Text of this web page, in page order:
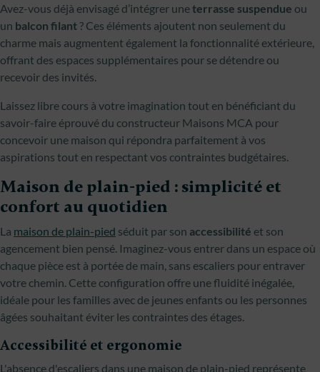
Avez-vous déjà envisagé d’intégrer uneterrasse suspendue ou
un balcon filant ? Ces éléments ajoutent non seulement du
charme mais augmentent également la fonctionnalité extérieure,
offrant des espaces supplémentaires pour se détendre ou
recevoir des invités.
Laissez libre cours à votre imagination tout en bénéficiant du
savoir-faire éprouvé du constructeur Maisons MCA pour
concevoir une maison qui répondra parfaitement à vos
aspirations tout en respectant vos contraintes budgétaires.
Maison de plain-pied : simplicité et
confort au quotidien
La maison de plain-pied séduit par son accessibilité et son
agencement bien pensé. Imaginez-vous entrer dans un espace où
chaque pièce est à portée de main, sans escaliers pour entraver
votre chemin. Cette configuration offre une fluidité inégalée,
idéale pour les familles avec de jeunes enfants ou les personnes
âgées souhaitant éviter les contraintes des étages.
Accessibilité et ergonomie
L'absence d'escaliers dans une maison de plain-pied représente